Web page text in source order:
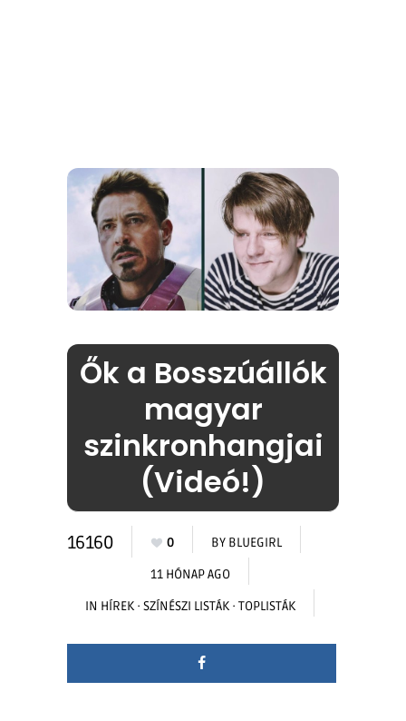
Ők a Bosszúállók
magyar
szinkronhangjai
(Videó!)
16160 0 BY BLUEGIRL
11 HÓNAP AGO
IN HÍREK · SZÍNÉSZI LISTÁK · TOPLISTÁK